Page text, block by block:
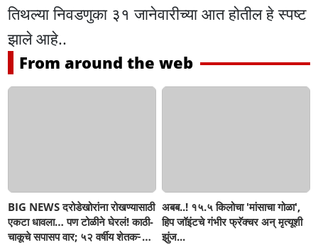
तिथल्या निवडणुका ३१ जानेवारीच्या आत होतील हे स्पष्ट
झाले आहे..
From around the web
BIG NEWS दरोडेखोरांना रोखण्यासाठी
एकटा धावला… पण टोळीने घेरलं! काठी-
चाकूचे सपासप वार; ५२ वर्षीय शेतकऱ्याचा
अबब..! १५.५ किलोचा 'मांसाचा गोळा',
हिप जॉइंटचे गंभीर फ्रॅक्चर अन् मृत्यूशी
झुंज...